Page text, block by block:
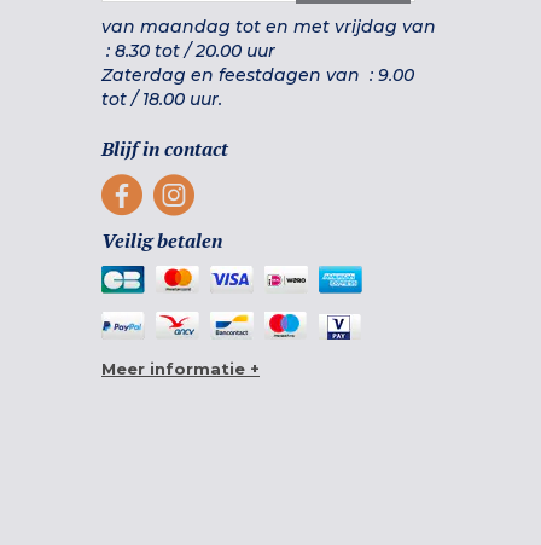
van maandag tot en met vrijdag van
: 8.30 tot/20.00 uur
Zaterdag en feestdagen van : 9.00
tot/18.00 uur.
Blijf in contact
Veilig betalen
Meer informatie +